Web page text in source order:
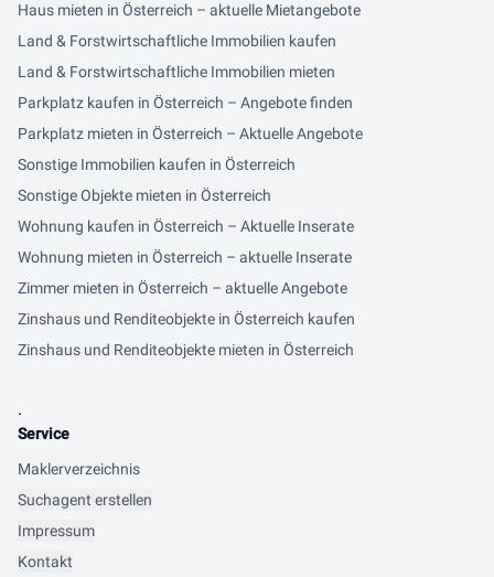
Haus mieten in Österreich – aktuelle Mietangebote
Land & Forstwirtschaftliche Immobilien kaufen
Land & Forstwirtschaftliche Immobilien mieten
Parkplatz kaufen in Österreich – Angebote finden
Parkplatz mieten in Österreich – Aktuelle Angebote
Sonstige Immobilien kaufen in Österreich
Sonstige Objekte mieten in Österreich
Wohnung kaufen in Österreich – Aktuelle Inserate
Wohnung mieten in Österreich – aktuelle Inserate
Zimmer mieten in Österreich – aktuelle Angebote
Zinshaus und Renditeobjekte in Österreich kaufen
Zinshaus und Renditeobjekte mieten in Österreich
.
Service
Maklerverzeichnis
Suchagent erstellen
Impressum
Kontakt